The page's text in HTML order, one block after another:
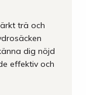
trä och
dig nöjd
effektiv och